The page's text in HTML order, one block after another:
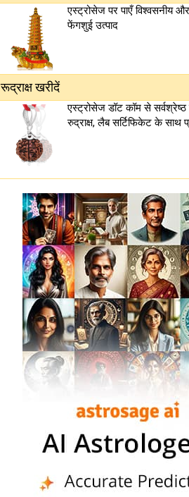
एस्ट्रोसेज पर पाएँ विश्वसनीय
फेंगशुई उत्पाद
रूद्राक्ष खरीदें
एस्ट्रोसेज डॉट कॉम से सर्वश्रेष्ठ
रुद्राक्ष, लैब सर्टिफिकेट के साथ